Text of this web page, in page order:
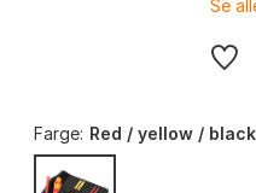
Se
Farge: Red / yellow / black